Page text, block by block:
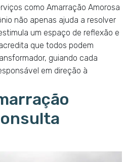
como Amarração Amorosa
não apenas ajuda a resolver
um espaço de reflexão e
que todos podem
guiando cada
em direção à